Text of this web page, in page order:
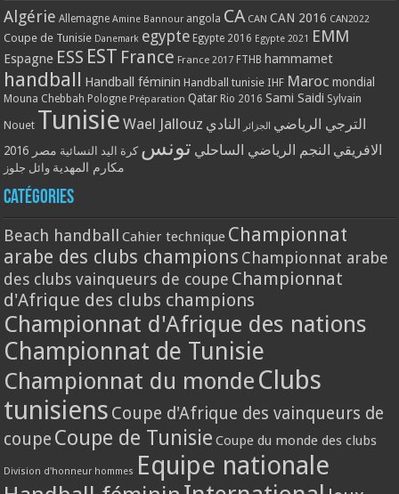
Algérie Allemagne Amine Bannour angola CA CAN CAN 2016 CAN2022
Coupe de Tunisie Danemark egypte Egypte 2016 Egypte 2021 EMM
Espagne ESS EST France France 2017 FTHB hammamet
handball Handball féminin Handball tunisie IHF Maroc mondial
Mouna Chebbah Pologne Préparation Qatar Rio 2016 Sami Saidi Sylvain
Nouet Tunisie Wael Jallouz الترجي الرياضي الجزائر النادي
الافريقي النجم الرياضي الساحلي تونس كرة اليد النسائية مصر 2016
مكارم المهدية وائل جلوز
Catégories
Beach handball Cahier technique Championnat
arabe des clubs champions Championnat arabe
des clubs vainqueurs de coupe Championnat
d'Afrique des clubs champions
Championnat d'Afrique des nations
Championnat de Tunisie
Championnat du monde Clubs
tunisiens Coupe d'Afrique des vainqueurs de
coupe Coupe de Tunisie Coupe du monde des clubs
Division d'honneur hommes Equipe nationale